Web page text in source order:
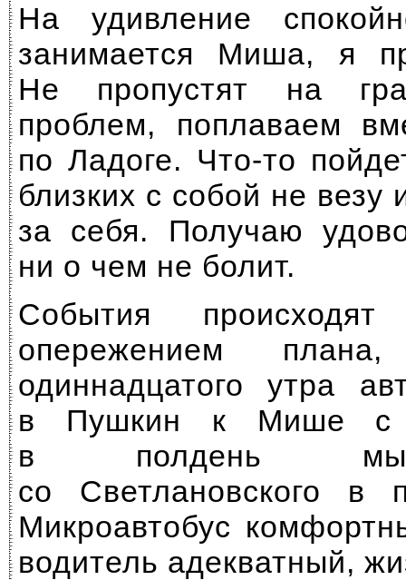
На удивление
занимается Миша, я
Не пропустят на
проблем, поплаваем
по Ладоге. Что-то
близких с собой не везу
за себя. Получаю
ни о чем не болит.
События
опережением
одиннадцатого утра
в Пушкин к Мише с
в полдень мы
со Светлановского в
Микроавтобус
водитель адекватный,